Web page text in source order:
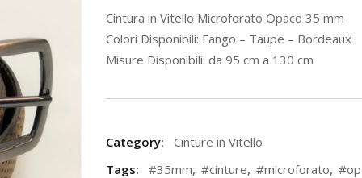
Cintura in Vitello Microforato Opaco 35 mm
Colori Disponibili: Fango – Taupe – Bordeaux
Misure Disponibili: da 95 cm a 130 cm
Category:
Cinture in Vitello
Tags:
#35mm, #cinture, #microforato,